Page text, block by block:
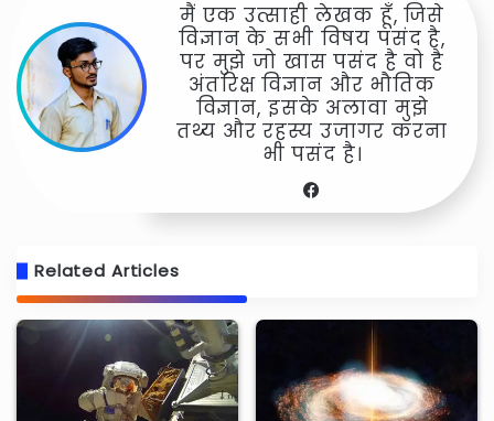
मैं एक उत्साही लेखक हूँ, जिसे
विज्ञान के सभी विषय पसंद है,
पर मुझे जो खास पसंद है वो है
अंतरिक्ष विज्ञान और भौतिक
विज्ञान, इसके अलावा मुझे
तथ्य और रहस्य उजागर करना
भी पसंद है।
Related Articles